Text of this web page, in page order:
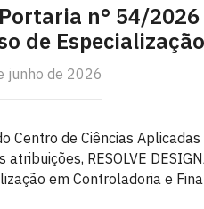
n° 54/
de
junho de 2026
Centro de Ciências
atribuições, RESOLVE
em Controladoria e